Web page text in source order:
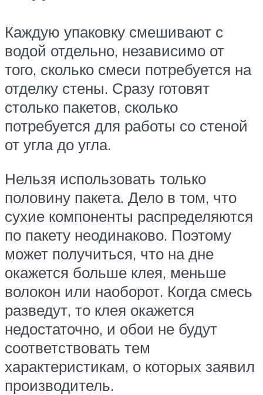
Каждую упаковку смешивают с
водой отдельно, независимо от
того, сколько смеси потребуется на
отделку стены. Сразу готовят
столько пакетов, сколько
потребуется для работы со стеной
от угла до угла.
Нельзя использовать только
половину пакета. Дело в том, что
сухие компоненты распределяются
по пакету неодинаково. Поэтому
может получиться, что на дне
окажется больше клея, меньше
волокон или наоборот. Когда смесь
разведут, то клея окажется
недостаточно, и обои не будут
соответствовать тем
характеристикам, о которых заявил
производитель.